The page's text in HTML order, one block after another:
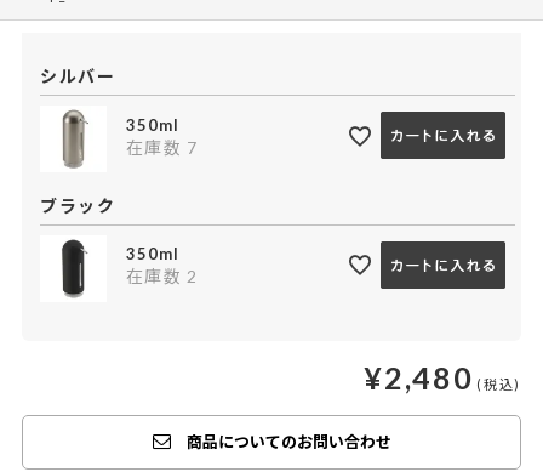
シルバー
350ml
在庫数 7
ブラック
350ml
在庫数 2
¥2,480
商品についてのお問い合わせ